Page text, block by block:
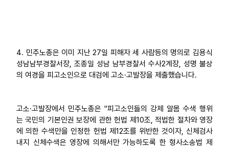
4. 민주노총은 이미 지난 27일 피해자 세 사람등의 명의로 김용식
성남남부경찰서장, 조종일 성남 남부경찰서 수사2계장, 성명 불상
의 여경을 피고소인으로 대검에 고소·고발장을 제출했습니다.
고소·고발장에서 민주노총은 "피고소인들의 강제 알몸 수색 행위
는 국민의 기본인권 보장에 관한 헌법 제10조, 적법한 절차와 영장
에 의한 수색만을 인정한 헌법 제12조를 위반한 것이자, 신체검사
내지 신체수색은 영장에 의해서만 가능하도록 한 형사소송법 제